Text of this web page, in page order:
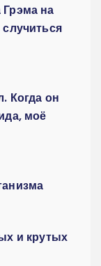
на
Когда он
моё
и крутых